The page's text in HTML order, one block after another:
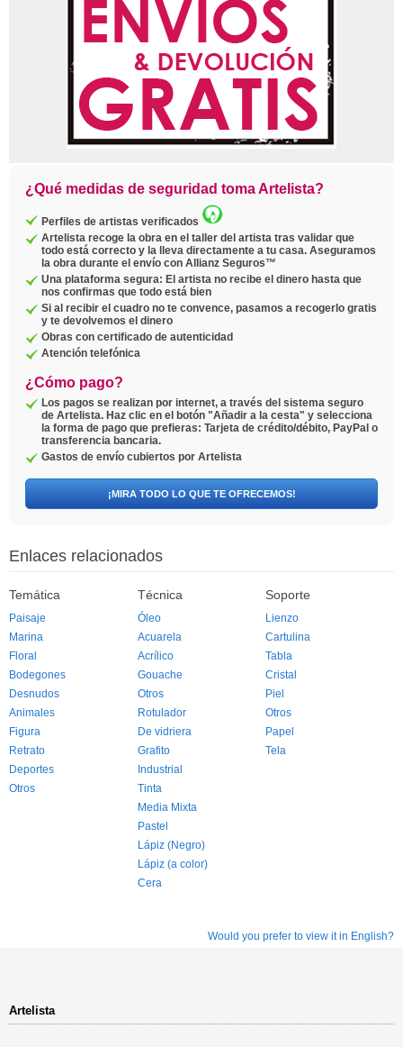
¿Qué medidas de seguridad toma Artelista?
Perfiles de artistas verificados
Artelista recoge la obra en el taller del artista tras validar que
todo está correcto y la lleva directamente a tu casa. Aseguramos
la obra durante el envío con Allianz Seguros™
Una plataforma segura: El artista no recibe el dinero hasta que
nos confirmas que todo está bien
Si al recibir el cuadro no te convence, pasamos a recogerlo gratis
y te devolvemos el dinero
Obras con certificado de autenticidad
Atención telefónica
¿Cómo pago?
Los pagos se realizan por internet, a través del sistema seguro
de Artelista. Haz clic en el botón "Añadir a la cesta" y selecciona
la forma de pago que prefieras: Tarjeta de crédito/débito, PayPal o
transferencia bancaria.
Gastos de envío cubiertos por Artelista
¡MIRA TODO LO QUE TE OFRECEMOS!
Enlaces relacionados
Temática
Paisaje
Marina
Floral
Bodegones
Desnudos
Animales
Figura
Retrato
Deportes
Otros
Técnica
Óleo
Acuarela
Acrílico
Gouache
Otros
Rotulador
De vidriera
Grafito
Industrial
Tinta
Media Mixta
Pastel
Lápiz (Negro)
Lápiz (a color)
Cera
Soporte
Lienzo
Cartulina
Tabla
Cristal
Piel
Otros
Papel
Tela
Would you prefer to view it in English?
Artelista